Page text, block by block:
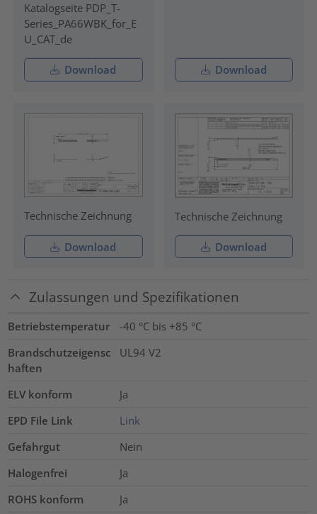
Katalogseite PDP_T-
Series_PA66WBK_for_E
U_CAT_de
Download Download
Technische Zeichnung
Download
Technische Zeichnung
Download
Zulassungen und Spezifikationen
Betriebstemperatur
-40 °C bis +85 °C
Brandschutzeigensc
haften
UL94 V2
ELV konform
Ja
EPD File Link
Link
Gefahrgut
Nein
Halogenfrei
Ja
ROHS konform
Ja